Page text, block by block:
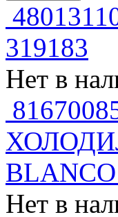
319183
Нет в
Нет в